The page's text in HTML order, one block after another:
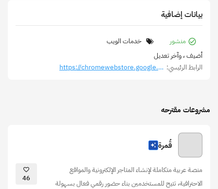
بيانات إضافية
منشور
خدمات الويب
أضيف، وآخر تعديل
الرابط الرئيسي: https://chromewebstore.google.com/detail/blurgpt-chatgpt-history-p/obaeijglpjijffbhgkdcidjgkodfaepd?hl=en-US&utm_source=ext_sidebar
مشروعات مقترحه
قُمرة
منصة عربية متكاملة لإنشاء المتاجر الإلكترونية والمواقع
الاحترافية، تتيح للمستخدمين بناء حضور رقمي فعال بسهولة
46